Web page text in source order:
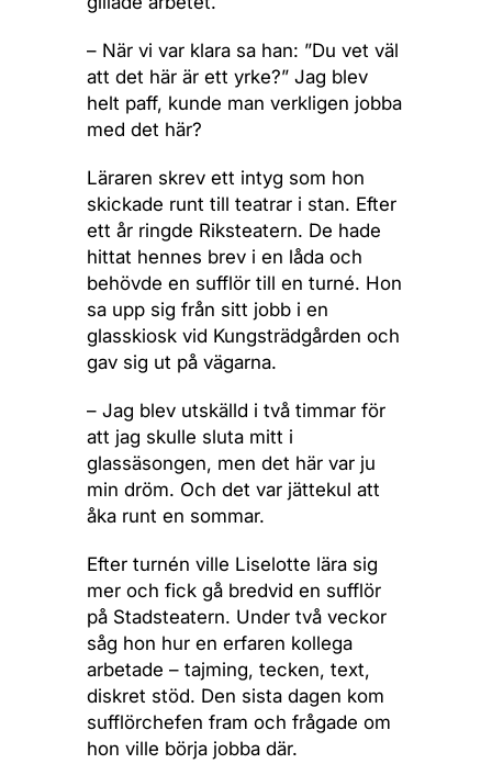
– När vi var klara sa han: ”Du vet väl
att det här är ett yrke?” Jag blev
helt paff, kunde man verkligen jobba
med det här?
Läraren skrev ett intyg som hon
skickade runt till teatrar i stan. Efter
ett år ringde Riksteatern. De hade
hittat hennes brev i en låda och
behövde en sufflör till en turné. Hon
sa upp sig från sitt jobb i en
glasskiosk vid Kungsträdgården och
gav sig ut på vägarna.
– Jag blev utskälld i två timmar för
att jag skulle sluta mitt i
glassäsongen, men det här var ju
min dröm. Och det var jättekul att
åka runt en sommar.
Efter turnén ville Liselotte lära sig
mer och fick gå bredvid en sufflör
på Stadsteatern. Under två veckor
såg hon hur en erfaren kollega
arbetade – tajming, tecken, text,
diskret stöd. Den sista dagen kom
sufflörchefen fram och frågade om
hon ville börja jobba där.